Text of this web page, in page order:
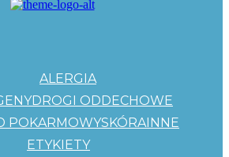
ALERGIA
DROGI ODDECHOWE
POKARMOWYSKÓRAINNE
ETYKIETY